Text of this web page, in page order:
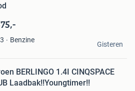
Benzine
Gisteren
BERLINGO 1.4I CINQSPACE
Laadbak!!Youngtimer!!